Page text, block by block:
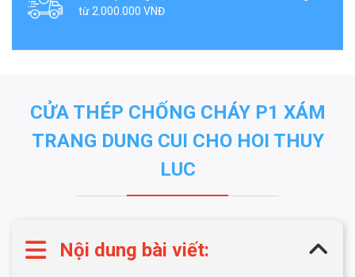
từ 2.000.000 VNĐ
CỬA THÉP CHỐNG CHÁY P1 XÁM
TRANG DUNG CUI CHO HOI THUY
LUC
Nội dung bài viết: